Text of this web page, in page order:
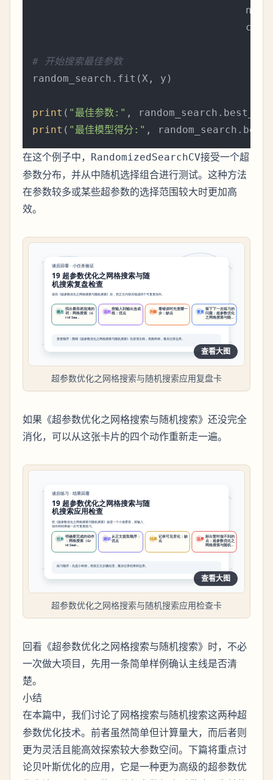
                                   cv=
# 开始搜索最佳参数
random_search.fit(X, y)
print ( "最佳参数:"
print ( "最佳模型得分:"
在这个例子中， RandomizedSearchCV接受一个超
参数分布，并从中随机选择组合进行测试。这种方法
在参数较多或某些超参数的选择范围较大时更加高
效。
查看大图
超参数优化之网格搜索与随机搜索应用复盘卡
如果《超参数优化之网格搜索与随机搜索》还没完全
消化，可以从这张卡片的四个动作重新走一遍。
查看大图
超参数优化之网格搜索与随机搜索应用检查卡
回看《超参数优化之网格搜索与随机搜索》时，不必
一次做大项目，先用一条简单样例确认主线是否清
楚。
小结
在本篇中，我们讨论了 网格搜索与随机搜索这两种超
参数优化技术。前者虽然简单但计算量大，而后者则
更为灵活且能高效探索较大参数空间。下篇将重点讨
论贝叶斯优化的应用，它是一种更为高级的超参数优